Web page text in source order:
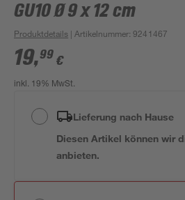
GU10 Ø 9 x 12 cm
Produktdetails | Artikelnummer:9241467
19,99 €
inkl. 19% MwSt.
Lieferung nach Hause
Diesen Artikel können wir
anbieten.